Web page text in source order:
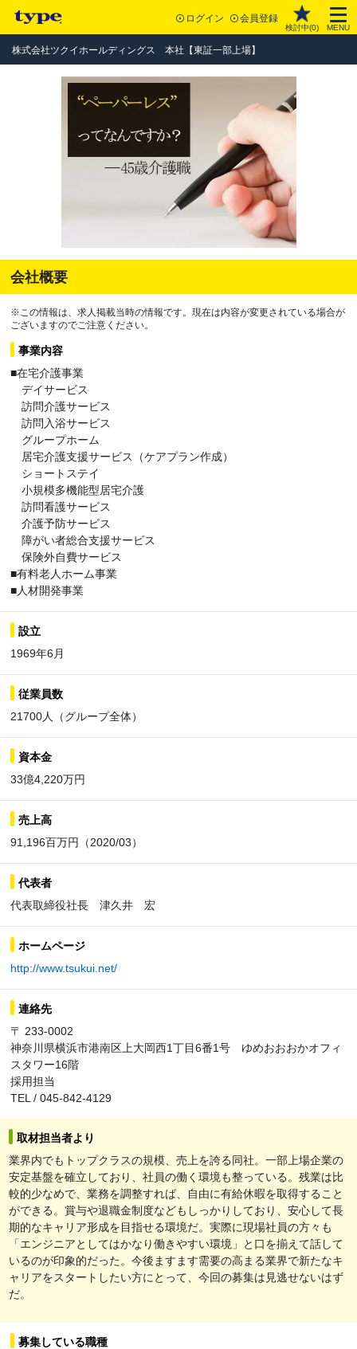
ログイン 会員登録
検討中(0) MENU
株式会社ツクイホールディングス 本社【東証一部上場】
会社概要
※この情報は、求人掲載当時の情報です。現在は内容が変更されている場合が
ございますのでご注意ください。
事業内容
■在宅介護事業
デイサービス
訪問介護サービス
訪問入浴サービス
グループホーム
居宅介護支援サービス（ケアプラン作成）
ショートステイ
小規模多機能型居宅介護
訪問看護サービス
介護予防サービス
障がい者総合支援サービス
保険外自費サービス
■有料老人ホーム事業
■人材開発事業
設立
1969年6月
従業員数
21700人（グループ全体）
資本金
33億4,220万円
売上高
91,196百万円（2020/03）
代表者
代表取締役社長 津久井 宏
ホームページ
http://www.tsukui.net/
連絡先
〒 233-0002
神奈川県横浜市港南区上大岡西1丁目6番1号 ゆめおおおかオフィ
スタワー16階
採用担当
TEL / 045-842-4129
取材担当者より
業界内でもトップクラスの規模、売上を誇る同社。一部上場企業の
安定基盤を確立しており、社員の働く環境も整っている。残業は比
較的少なめで、業務を調整すれば、自由に有給休暇を取得すること
ができる。賞与や退職金制度などもしっかりしており、安心して長
期的なキャリア形成を目指せる環境だ。実際に現場社員の方々も
「エンジニアとしてはかなり働きやすい環境」と口を揃えて話して
いるのが印象的だった。今後ますます需要の高まる業界で新たなキ
ャリアをスタートしたい方にとって、今回の募集は見逃せないはず
だ。
募集している職種